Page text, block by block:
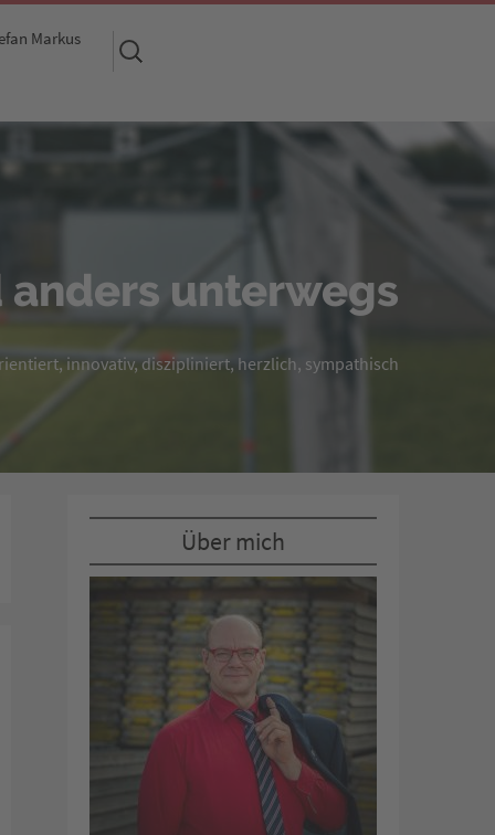
Markus
Suchen
nach:
anders unterwegs
innovativ, diszipliniert, herzlich, sympathisch
Über mich